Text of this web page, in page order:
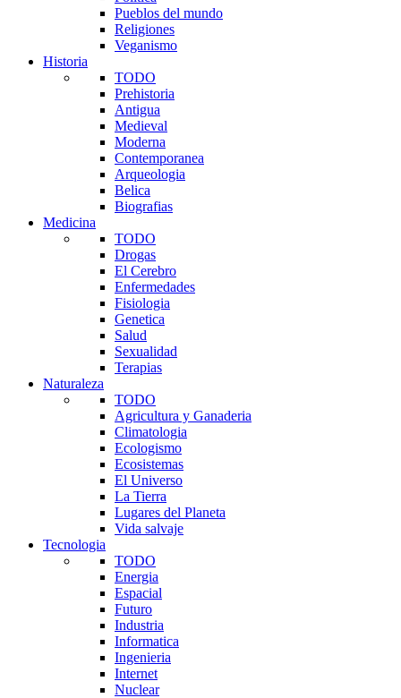
Pueblos del mundo
Religiones
Veganismo
Historia
TODO
Prehistoria
Antigua
Medieval
Moderna
Contemporanea
Arqueologia
Belica
Biografias
Medicina
TODO
Drogas
El Cerebro
Enfermedades
Fisiologia
Genetica
Salud
Sexualidad
Terapias
Naturaleza
TODO
Agricultura y Ganaderia
Climatologia
Ecologismo
Ecosistemas
El Universo
La Tierra
Lugares del Planeta
Vida salvaje
Tecnologia
TODO
Energia
Espacial
Futuro
Industria
Informatica
Ingenieria
Internet
Nuclear